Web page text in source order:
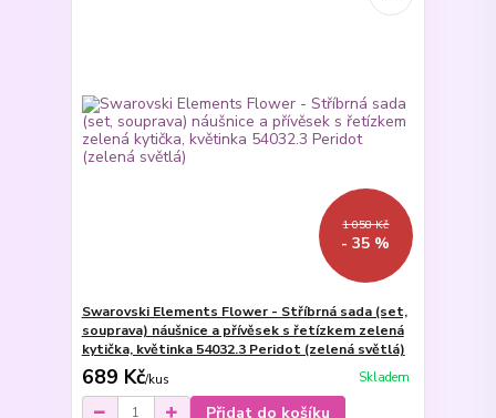
1 058 Kč
- 35 %
Swarovski Elements Flower - Stříbrná sada (set,
souprava) náušnice a přívěsek s řetízkem zelená
kytička, květinka 54032.3 Peridot (zelená světlá)
689 Kč/kus Skladem
Přidat do košíku